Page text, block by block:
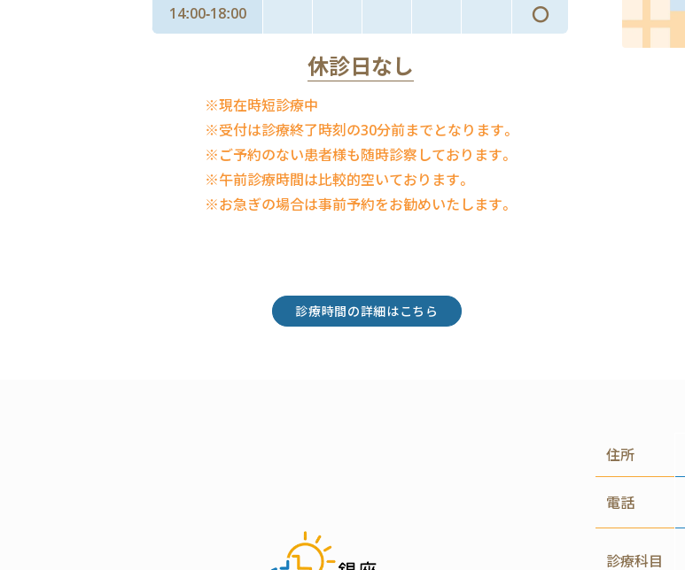
14:00-18:00 〇
休診日なし
※現在時短診療中
※受付は診療終了時刻の30分前までとなります。
※ご予約のない患者様も随時診察しております。
※午前診療時間は比較的空いております。
※お急ぎの場合は事前予約をお勧めいたします。
診療時間の詳細はこちら
住所
電話
診療科目